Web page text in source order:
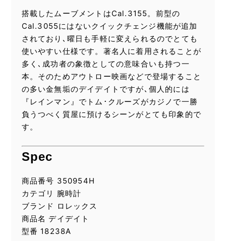
搭載したムーブメントはCal.3155。前型の
Cal.3055にはないクイックチェンジ機能が追加
されており､曜日も手軽に変えられるのでとても
使いやすい仕様です。著名人に着用されることが
多く､成功者の象徴としての意味合いも持つ一
本。そのためアウトロー映画などで登場すること
の多い金無垢のデイデイトですが､個人的には
『レインマン』でトム･クルーズがカジノで一勝
負うつべく質屋に預けるシーンがとても印象的で
す。
Spec
商品番号 350954H
カテゴリ 腕時計
ブランド ロレックス
商品名 デイデイト
型番 18238A